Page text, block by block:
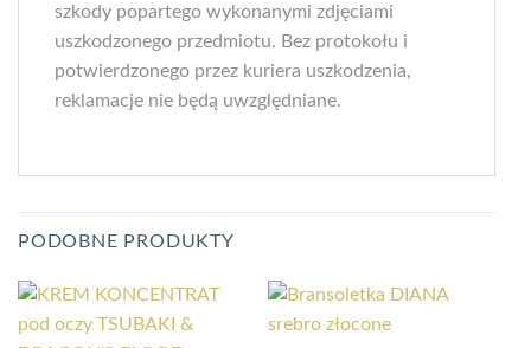
szkody popartego wykonanymi zdjęciami
uszkodzonego przedmiotu. Bez protokołu i
potwierdzonego przez kuriera uszkodzenia,
reklamacje nie będą uwzględniane.
PODOBNE PRODUKTY